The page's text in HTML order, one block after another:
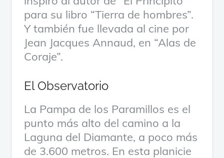
para su libro “Tierra de hombres”.
Y también fue llevada al cine por
Jean Jacques Annaud, en “Alas de
Coraje”.
El Observatorio
La Pampa de los Paramillos es el
punto más alto del camino a la
Laguna del Diamante, a poco más
de 3.600 metros. En esta planicie